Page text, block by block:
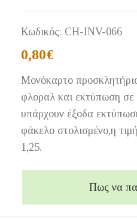
Κωδικός: CH-INV-066
0,80€
Μονόκαρτο
φλοραλ και εκτύπωση σε
υπάρχουν έξοδα
φάκελο στολισμένο,η
1,25.
Πως να